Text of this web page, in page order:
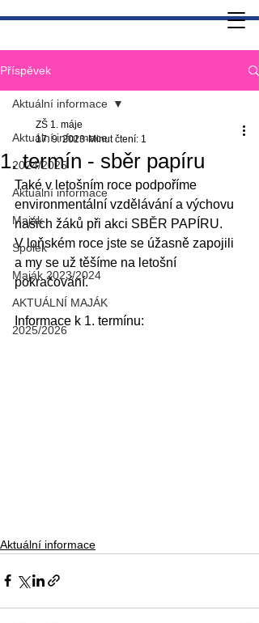
Příspěvek
Aktuální informace
2024/2025
Aktuální informace
Maják
Spolek
Maják 2023/2024
AKTUÁLNÍ MAJÁK
2025/2026
Aktuální informace
1. termín - sběr papíru
ZŠ 1. máje
17. 9. 2023 Minut čtení: 1
Také v letošním roce podpoříme
environmentální vzdělávání a výchovu
našich žáků při akci SBĚR PAPÍRU.
V loňském roce jste se úžasně zapojili
a my se už těšíme na letošní
pokračování.
Informace k 1. termínu:
Aktuální informace